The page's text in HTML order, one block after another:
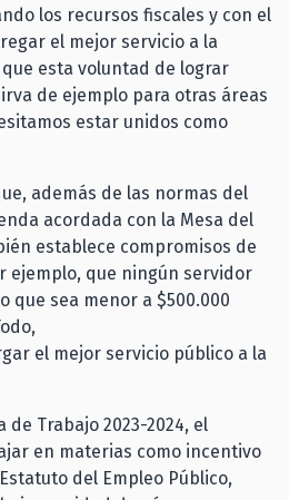
los recursos fiscales y con el
el mejor servicio a la
esta voluntad de lograr
de ejemplo para otras áreas
estar unidos como
además de las normas del
acordada con la Mesa del
establece compromisos de
ejemplo, que ningún servidor
que sea menor a $500.000
el mejor servicio público a la
de Trabajo 2023-2024, el
en materias como incentivo
del Empleo Público,